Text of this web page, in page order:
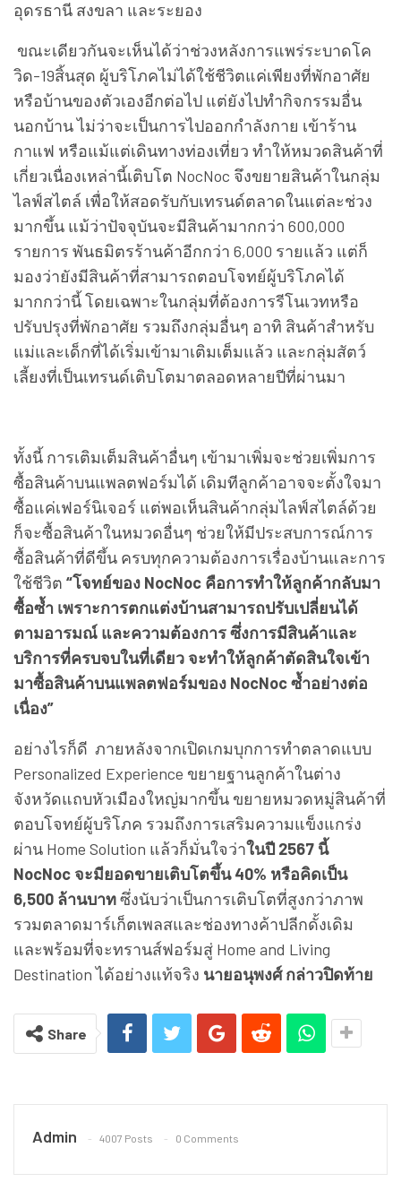
อุดรธานี สงขลา และระยอง
ขณะเดียวกันจะเห็นได้ว่าช่วงหลังการแพร่ระบาดโค
วิด-19สิ้นสุด ผู้บริโภคไม่ได้ใช้ชีวิตแค่เพียงที่พักอาศัย
หรือบ้านของตัวเองอีกต่อไป แต่ยังไปทำกิจกรรมอื่น
นอกบ้าน ไม่ว่าจะเป็นการไปออกกำลังกาย เข้าร้าน
กาแฟ หรือแม้แต่เดินทางท่องเที่ยว ทำให้หมวดสินค้าที่
เกี่ยวเนื่องเหล่านี้เติบโต NocNoc จึงขยายสินค้าในกลุ่ม
ไลฟ์สไตล์ เพื่อให้สอดรับกับเทรนด์ตลาดในแต่ละช่วง
มากขึ้น แม้ว่าปัจจุบันจะมีสินค้ามากกว่า 600,000
รายการ พันธมิตรร้านค้าอีกกว่า 6,000 รายแล้ว แต่ก็
มองว่ายังมีสินค้าที่สามารถตอบโจทย์ผู้บริโภคได้
มากกว่านี้ โดยเฉพาะในกลุ่มที่ต้องการรีโนเวทหรือ
ปรับปรุงที่พักอาศัย รวมถึงกลุ่มอื่นๆ อาทิ สินค้าสำหรับ
แม่และเด็กที่ได้เริ่มเข้ามาเติมเต็มแล้ว และกลุ่มสัตว์
เลี้ยงที่เป็นเทรนด์เติบโตมาตลอดหลายปีที่ผ่านมา
ทั้งนี้ การเติมเต็มสินค้าอื่นๆ เข้ามาเพิ่มจะช่วยเพิ่มการ
ซื้อสินค้าบนแพลตฟอร์มได้ เดิมทีลูกค้าอาจจะตั้งใจมา
ซื้อแค่เฟอร์นิเจอร์ แต่พอเห็นสินค้ากลุ่มไลฟ์สไตล์ด้วย
ก็จะซื้อสินค้าในหมวดอื่นๆ ช่วยให้มีประสบการณ์การ
ซื้อสินค้าที่ดีขึ้น ครบทุกความต้องการเรื่องบ้านและการ
ใช้ชีวิต “โจทย์ของ NocNoc คือการทำให้ลูกค้ากลับมา
ซื้อซ้ำ เพราะการตกแต่งบ้านสามารถปรับเปลี่ยนได้
ตามอารมณ์ และความต้องการ ซึ่งการมีสินค้าและ
บริการที่ครบจบในที่เดียว จะทำให้ลูกค้าตัดสินใจเข้า
มาซื้อสินค้าบนแพลตฟอร์มของ NocNoc ซ้ำอย่างต่อ
เนื่อง”
อย่างไรก็ดี ภายหลังจากเปิดเกมบุกการทำตลาดแบบ
Personalized Experience ขยายฐานลูกค้าในต่าง
จังหวัดแถบหัวเมืองใหญ่มากขึ้น ขยายหมวดหมู่สินค้าที่
ตอบโจทย์ผู้บริโภค รวมถึงการเสริมความแข็งแกร่ง
ผ่าน Home Solution แล้วก็มั่นใจว่าในปี 2567 นี้
NocNoc จะมียอดขายเติบโตขึ้น 40% หรือคิดเป็น
6,500 ล้านบาทซึ่งนับว่าเป็นการเติบโตที่สูงกว่าภาพ
รวมตลาดมาร์เก็ตเพลสและช่องทางค้าปลีกดั้งเดิม
และพร้อมที่จะทรานส์ฟอร์มสู่ Home and Living
Destination ได้อย่างแท้จริง นายอนุพงศ์ กล่าวปิดท้าย
Share
Admin 4007 Posts 0 Comments